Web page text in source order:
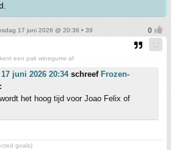
17 juni 2026 @ 20:36 • 39
een pak winegums af
juni 2026 20:34schreef Frozen-
het hoog tijd voor Joao Felix of
goals)